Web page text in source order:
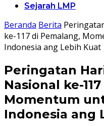
Sejarah LMP
Beranda Berita
ke-117 di Pemalang,
Indonesia ang Lebih Kuat
Peringatan
Nasional ke-
Momentum
Indonesia ang